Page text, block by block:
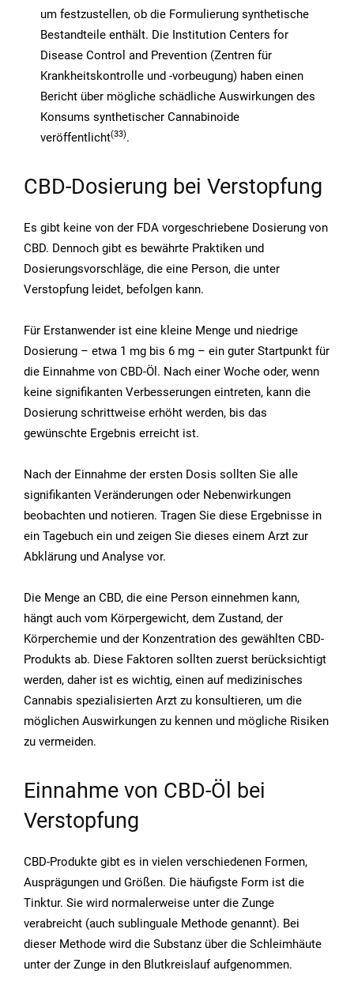
um festzustellen, ob die Formulierung synthetische
Bestandteile enthält. Die Institution Centers for
Disease Control and Prevention (Zentren für
Krankheitskontrolle und -vorbeugung) haben einen
Bericht über mögliche schädliche Auswirkungen des
Konsums synthetischer Cannabinoide
veröffentlicht(33).
CBD-Dosierung bei Verstopfung
Es gibt keine von der FDA vorgeschriebene Dosierung von
CBD. Dennoch gibt es bewährte Praktiken und
Dosierungsvorschläge, die eine Person, die unter
Verstopfung leidet, befolgen kann.
Für Erstanwender ist eine kleine Menge und niedrige
Dosierung – etwa 1 mg bis 6 mg – ein guter Startpunkt für
die Einnahme von CBD-Öl. Nach einer Woche oder, wenn
keine signifikanten Verbesserungen eintreten, kann die
Dosierung schrittweise erhöht werden, bis das
gewünschte Ergebnis erreicht ist.
Nach der Einnahme der ersten Dosis sollten Sie alle
signifikanten Veränderungen oder Nebenwirkungen
beobachten und notieren. Tragen Sie diese Ergebnisse in
ein Tagebuch ein und zeigen Sie dieses einem Arzt zur
Abklärung und Analyse vor.
Die Menge an CBD, die eine Person einnehmen kann,
hängt auch vom Körpergewicht, dem Zustand, der
Körperchemie und der Konzentration des gewählten CBD-
Produkts ab. Diese Faktoren sollten zuerst berücksichtigt
werden, daher ist es wichtig, einen auf medizinisches
Cannabis spezialisierten Arzt zu konsultieren, um die
möglichen Auswirkungen zu kennen und mögliche Risiken
zu vermeiden.
Einnahme von CBD-Öl bei
Verstopfung
CBD-Produkte gibt es in vielen verschiedenen Formen,
Ausprägungen und Größen. Die häufigste Form ist die
Tinktur. Sie wird normalerweise unter die Zunge
verabreicht (auch sublinguale Methode genannt). Bei
dieser Methode wird die Substanz über die Schleimhäute
unter der Zunge in den Blutkreislauf aufgenommen.